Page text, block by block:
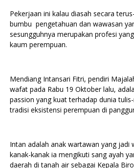
Pekerjaan ini kalau diasah secara
bumbu pengetahuan dan wawasan
sesungguhnya merupakan profesi
kaum perempuan.
Mendiang Intansari Fitri, pendiri
wafat pada Rabu 19 Oktober lalu,
passion yang kuat terhadap dunia
tradisi eksistensi perempuan di
Intan adalah anak wartawan yang jadi
kanak-kanak ia mengikuti sang ayah
daerah di tanah air sebagai Kepala